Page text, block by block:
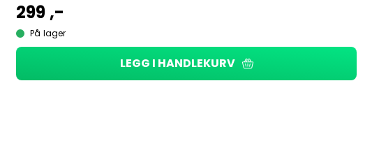
299 ,-
På lager
LEGG I HANDLEKURV